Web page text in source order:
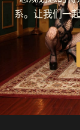
系。让我们一